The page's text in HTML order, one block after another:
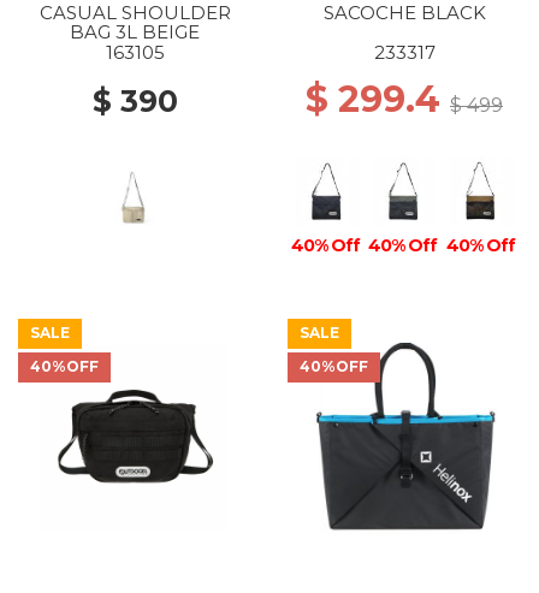
CASUAL SHOULDER
BAG 3L BEIGE
163105
$ 390
SACOCHE BLACK
233317
$ 299.4 $ 499
40% Off 40% Off 40% Off
SALE
40%OFF
SALE
40%OFF